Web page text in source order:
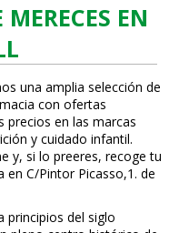
EN
una amplia selección de
con ofertas
precios en las marcas
y cuidado infantil.
y, si lo prefieres, recoge tu
C/Pintor Picasso,1. de
principios del siglo